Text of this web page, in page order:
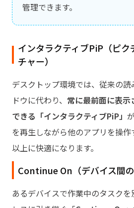
管理できます。
インタラクティブPiP（ピク
チャー）
デスクトップ環境では、従来の
ドウに代わり、 常に最前面に表
できる「インタラクティブPiP」
を再生しながら他のアプリを操
以上に快適になります。
Continue On（デバイス間の
あるデバイスで作業中のタスク